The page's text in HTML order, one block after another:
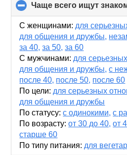
Чаще всего ищут
С женщинами: для
для общения и дружбы,
за 40, за 50, за 60
С мужчинами: для
для общения и дружбы, с
после 40, после 50, после 60
По цели: для серьезных
для общения и дружбы
По статусу: с одинокими, с
По возрасту: от 30 до 40, от
старше 60
По типу питания: для